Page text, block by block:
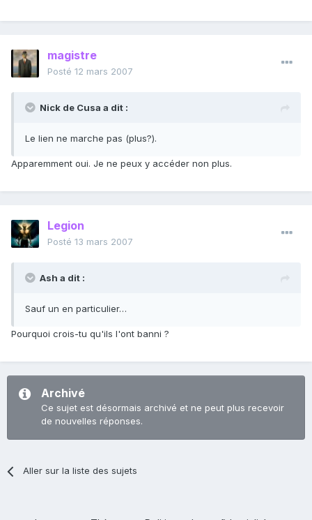
magistre
Posté 12 mars 2007
Nick de Cusa a dit :
Le lien ne marche pas (plus?).
Apparemment oui. Je ne peux y accéder non plus.
Legion
Posté 13 mars 2007
Ash a dit :
Sauf un en particulier…
Pourquoi crois-tu qu'ils l'ont banni ?
Archivé
Ce sujet est désormais archivé et ne peut plus recevoir
de nouvelles réponses.
Aller sur la liste des sujets